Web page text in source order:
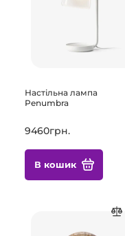
Настільна лампа
Penumbra
9460грн.
В кошик